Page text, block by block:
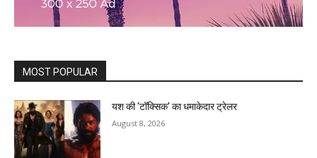
MOST POPULAR
यश की ‘टॉक्सिक’ का धमाकेदार ट्रेलर
August 8, 2026